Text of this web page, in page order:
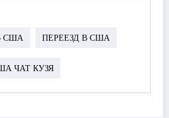
США ПЕРЕЕЗД В США
ЧАТ КУЗЯ